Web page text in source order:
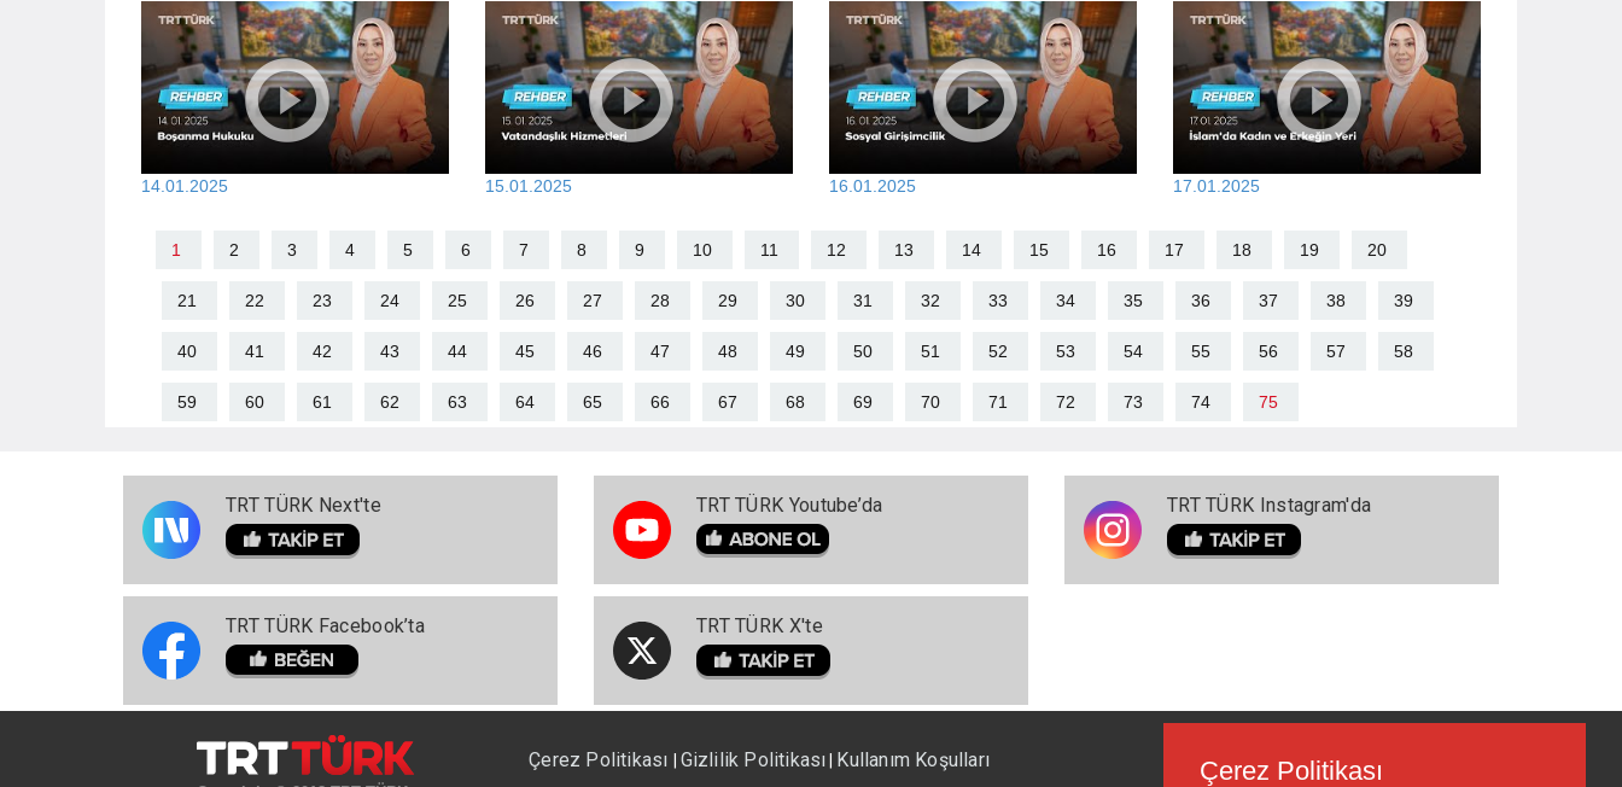
14.01.2025 15.01.2025 16.01.2025 17.01.2025
1 2 3 4 5 6 7 8 9 10 11 12 13 14 15 16 17 18 19 20
21 22 23 24 25 26 27 28 29 30 31 32 33 34 35 36 37 38 39
40 41 42 43 44 45 46 47 48 49 50 51 52 53 54 55 56 57 58
59 60 61 62 63 64 65 66 67 68 69 70 71 72 73 74 75
TRT TÜRK Next'te
TRT TÜRK Facebook’ta
TRT TÜRK Youtube’da
TRT TÜRK X'te
TRT TÜRK Instagram'da
Çerez Politikası Gizlilik Politikası Kullanım Koşulları Çerez Politikası